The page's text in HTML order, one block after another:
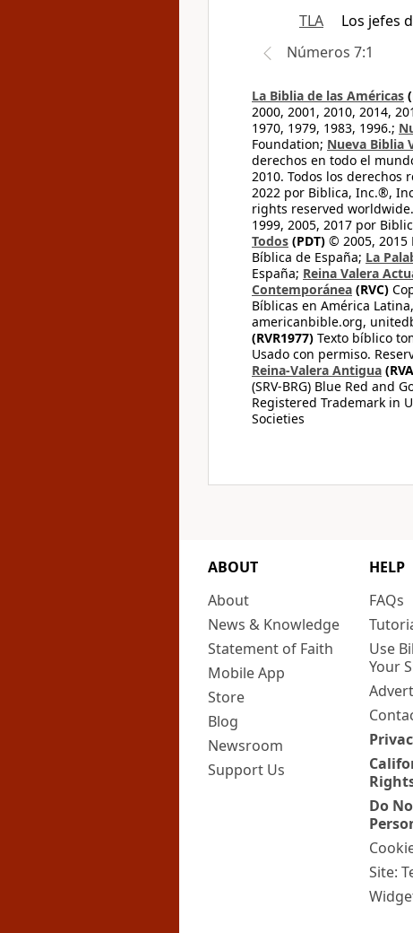
TLA
Los jefes
Números 7:1
La Biblia de las Américas
2000, 2001, 2010, 2014,
1970, 1979, 1983, 1996.;
Foundation; Nueva Biblia
derechos en todo el
2010. Todos los derechos
2022 por Biblica, Inc.®,
rights reserved
1999, 2005, 2017 por
Todos (PDT) © 2005, 2015
Bíblica de España; La
España; Reina Valera
Contemporánea (RVC)
Bíblicas en América
americanbible.org,
(RVR1977) Texto bíblico
Usado con permiso.
Reina-Valera Antigua
(SRV-BRG) Blue Red and
Registered Trademark in
Societies
ABOUT
About
News & Knowledge
Statement of Faith
Mobile App
Store
Blog
Newsroom
Support Us
HELP
FAQs
Use
Your
Do
Site: